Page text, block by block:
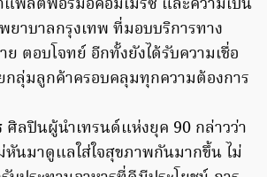
ยาบาลกรุงเทพ ที่มอบบริการทาง
ตอบโจทย์ อีกทั้งยังได้รับความเชื่อ
ลุ่มลูกค้าครอบคลุมทุกความต้องการ
ศิลปินผู้นำเทรนด์แห่งยุค 90 กล่าวว่า
นมาดูแลใส่ใจสุขภาพกันมากขึ้น ไม่